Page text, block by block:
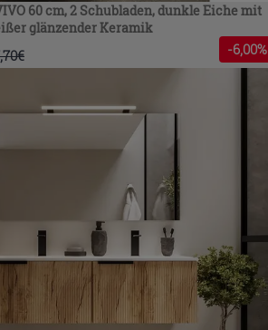
60 cm, 2 Schubladen, dunkle Eiche mit
glänzender Keramik
€ -6,00%